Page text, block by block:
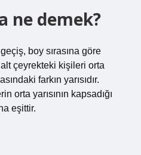
ne demek?
boy sırasına göre
çeyrekteki kişileri orta
farkın yarısıdır.
orta yarısının kapsadığı
eşittir.